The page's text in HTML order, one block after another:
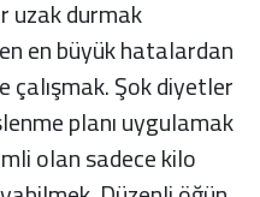
uzak durmak
en büyük hatalardan
çalışmak. Şok diyetler
planı uygulamak
olan sadece kilo